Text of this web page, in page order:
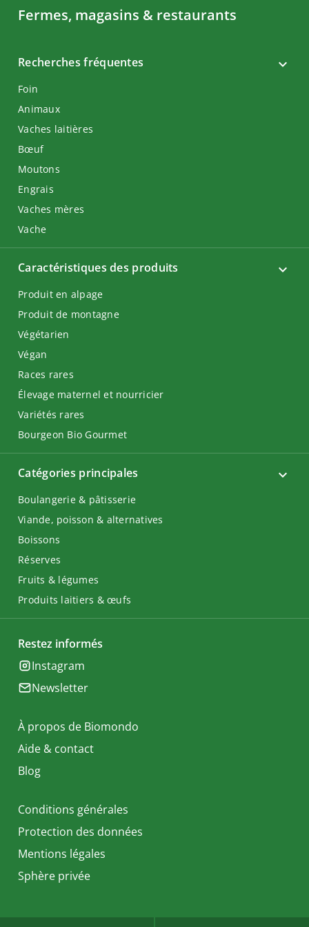
Fermes, magasins & restaurants
Recherches fréquentes
Foin
Animaux
Vaches laitières
Bœuf
Moutons
Engrais
Vaches mères
Vache
Catégories principales
Boulangerie & pâtisserie
Viande, poisson & alternatives
Boissons
Réserves
Fruits & légumes
Produits laitiers & œufs
Caractéristiques des produits
Produit en alpage
Produit de montagne
Végétarien
Végan
Races rares
Élevage maternel et nourricier
Variétés rares
Bourgeon Bio Gourmet
Restez informés
Instagram
Newsletter
À propos de Biomondo
Aide & contact
Blog
Conditions générales
Protection des données
Mentions légales
Sphère privée